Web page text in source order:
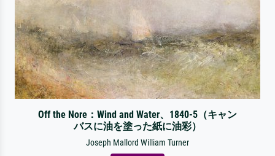
Off the Nore：Wind and Water、1840-5（キャン
バスに油を塗った紙に油彩）
Joseph Mallord William Turner